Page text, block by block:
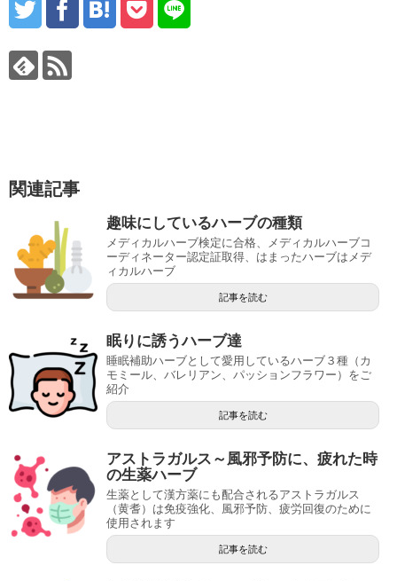
関連記事
趣味にしているハーブの種類
メディカルハーブ検定に合格、メディカルハーブコ
ーディネーター認定証取得、はまったハーブはメデ
ィカルハーブ
記事を読む
眠りに誘うハーブ達
睡眠補助ハーブとして愛用しているハーブ３種（カ
モミール、バレリアン、パッションフラワー）をご
紹介
記事を読む
アストラガルス～風邪予防に、疲れた時
の生薬ハーブ
生薬として漢方薬にも配合されるアストラガルス
（黄耆）は免疫強化、風邪予防、疲労回復のために
使用されます
記事を読む